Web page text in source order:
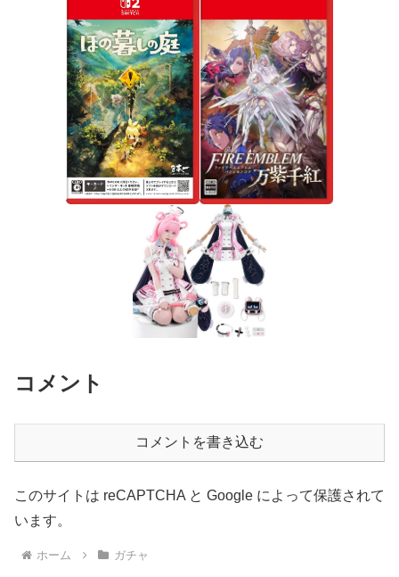
コメント
コメントを書き込む
このサイトは reCAPTCHA と Google によって保護されて
います。
ホーム ガチャ